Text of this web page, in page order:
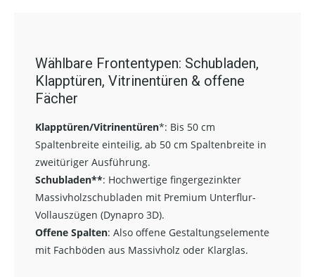
Wählbare Frontentypen: Schubladen,
Klapptüren, Vitrinentüren & offene
Fächer
Klapptüren/Vitrinentüren*: Bis 50 cm
Spaltenbreite einteilig, ab 50 cm Spaltenbreite in
zweitüriger Ausführung.
Schubladen**: Hochwertige fingergezinkter
Massivholzschubladen mit Premium Unterflur-
Vollauszügen (Dynapro 3D).
Offene Spalten: Also offene Gestaltungselemente
mit Fachböden aus Massivholz oder Klarglas.